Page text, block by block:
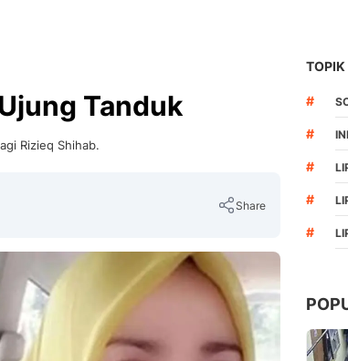
Tanduk
Rizieq Shihab.
Share
Copy Link
TOPIK
#
#
#
#
#